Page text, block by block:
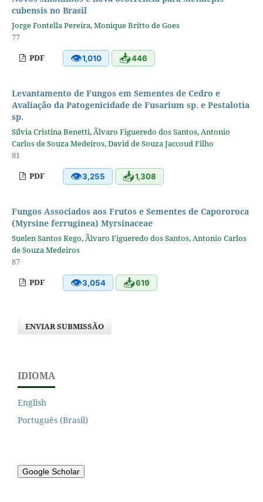
cubensis no Brasil
Jorge Fontella Pereira, Monique Britto de Goes
77
PDF
👁1,010 📥446
Levantamento de Fungos em Sementes de Cedro e
Avaliação da Patogenicidade de Fusarium sp. e Pestalotia
sp.
Sílvia Cristina Benetti, Ãlvaro Figueredo dos Santos, Antonio
Carlos de Souza Medeiros, David de Souza Jaccoud Filho
81
PDF
👁3,255 📥1,308
Fungos Associados aos Frutos e Sementes de Capororoca
(Myrsine ferruginea) Myrsinaceae
Suelen Santos Rego, Ãlvaro Figueredo dos Santos, Antonio Carlos
de Souza Medeiros
87
PDF
👁3,054 📥619
ENVIAR SUBMISSÃO
IDIOMA
English
Português (Brasil)
Google Scholar